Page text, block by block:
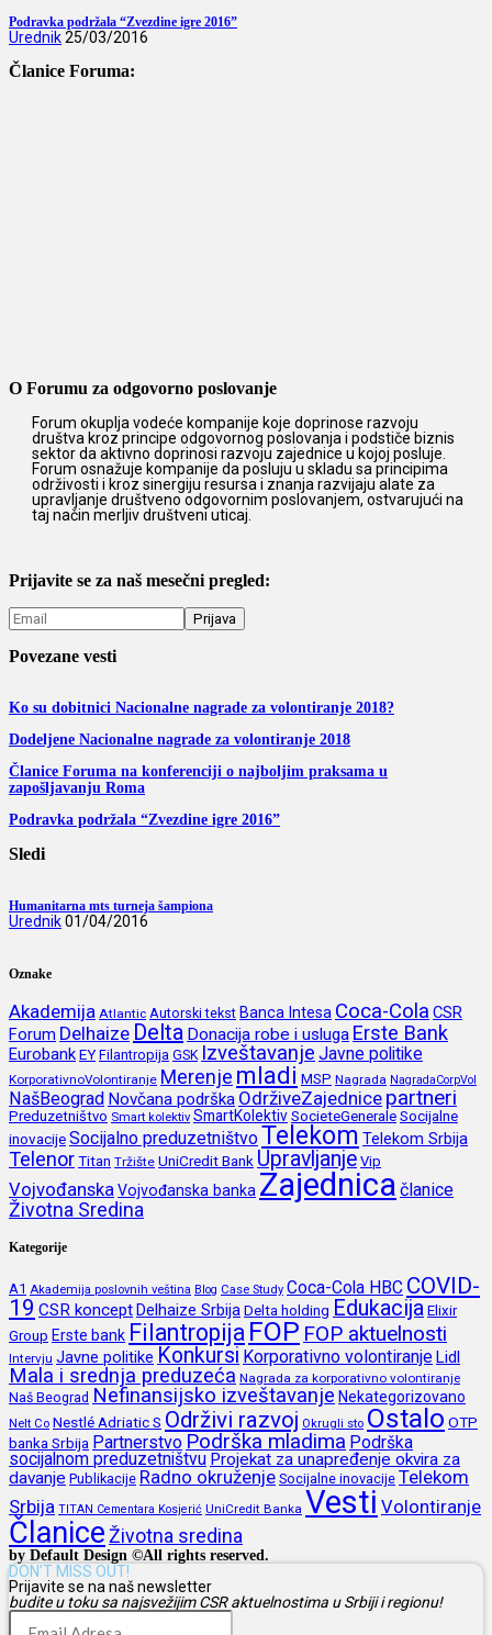
Podravka podržala “Zvezdine igre 2016”
Urednik25/03/2016
Članice Foruma:
O Forumu za odgovorno poslovanje
Forum okuplja vodeće kompanije koje doprinose razvoju
društva kroz principe odgovornog poslovanja i podstiče biznis
sektor da aktivno doprinosi razvoju zajednice u kojoj posluje.
Forum osnažuje kompanije da posluju u skladu sa principima
održivosti i kroz sinergiju resursa i znanja razvijaju alate za
upravljanje društveno odgovornim poslovanjem, ostvarujući na
taj način merljiv društveni uticaj.
Prijavite se za naš mesečni pregled:
Povezane vesti
Ko su dobitnici Nacionalne nagrade za volontiranje 2018?
Dodeljene Nacionalne nagrade za volontiranje 2018
Članice Foruma na konferenciji o najboljim praksama u
zapošljavanju Roma
Podravka podržala “Zvezdine igre 2016”
Sledi
Humanitarna mts turneja šampiona
Urednik01/04/2016
Oznake
Akademija Atlantic Autorski tekst Banca Intesa Coca-Cola CSR
Forum Delhaize Delta Donacija robe i usluga Erste Bank
EurobankEY Filantropija GSK Izveštavanje Javne politike
KorporativnoVolontiranje Merenje mladi MSP Nagrada NagradaCorpVol
NašBeograd Novčana podrška OdrživeZajednice partneri
Preduzetništvo Smart kolektiv SmartKolektivSocieteGeneraleSocijalne
inovacijeSocijalno preduzetništvoTelekom Telekom Srbija
TelenorTitan Tržište UniCredit Bank Upravljanje Vip
VojvođanskaVojvođanska banka Zajednica članice
Životna Sredina
Kategorije
A1 Akademija poslovnih veština Blog Case Study Coca-Cola HBC COVID-
19 CSR konceptDelhaize Srbija Delta holding Edukacija Elixir
Group Erste bank Filantropija FOP FOP aktuelnosti
Intervju Javne politike Konkursi Korporativno volontiranjeLidl
Mala i srednja preduzeća Nagrada za korporativno volontiranje
Naš Beograd Nefinansijsko izveštavanje Nekategorizovano
Nelt Co Nestlé Adriatic S Održivi razvoj Okrugli sto Ostalo OTP
banka Srbija Partnerstvo Podrška mladima Podrška
socijalnom preduzetništvu Projekat za unapređenje okvira za
davanje Publikacije Radno okruženje Socijalne inovacije Telekom
Srbija TITAN Cementara Kosjerić UniCredit Banka Vesti Volontiranje
Članice Životna sredina
by Default Design ©All rights reserved.
DON’T MISS OUT!
Prijavite se na naš newsletter
budite u toku sa najsvežijim CSR aktuelnostima u Srbiji i regionu!